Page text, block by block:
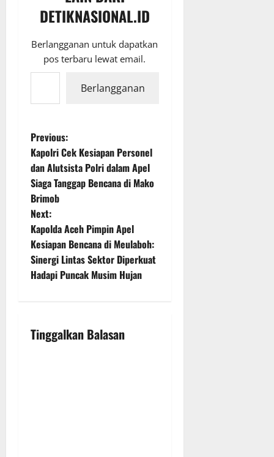
DETIKNASIONAL.ID
Berlangganan untuk dapatkan
pos terbaru lewat email.
Ketikkan email Anda...
Berlangganan
P
o
s
t
n
a
g
Previous:
Kapolri Cek Kesiapan Personel
dan Alutsista Polri dalam Apel
Siaga Tanggap Bencana di Mako
Brimob
Next:
Kapolda Aceh Pimpin Apel
Kesiapan Bencana di Meulaboh:
Sinergi Lintas Sektor Diperkuat
Hadapi Puncak Musim Hujan
Tinggalkan Balasan